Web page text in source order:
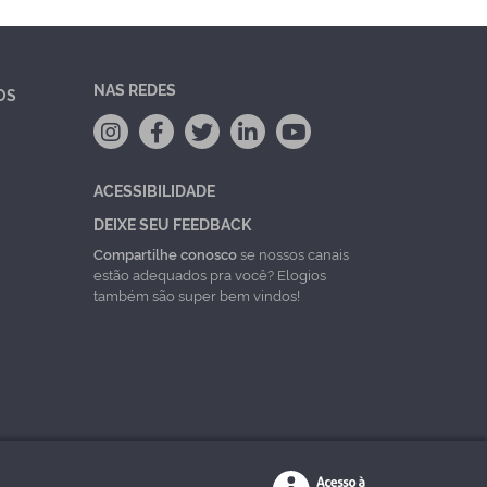
NAS REDES
ACESSIBILIDADE
DEIXE SEU FEEDBACK
Compartilhe conoscose nossos canais
estão adequados pra você? Elogios
também são super bem vindos!